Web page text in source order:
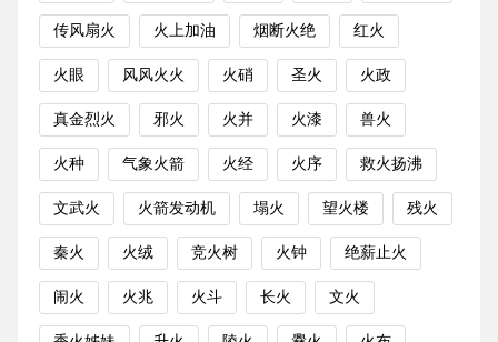
传风扇火 火上加油 烟断火绝 红火
火眼 风风火火 火硝 圣火 火政
真金烈火 邪火 火并 火漆 兽火
火种 气象火箭 火经 火序 救火扬沸
文武火 火箭发动机 塌火 望火楼 残火
秦火 火绒 竞火树 火钟 绝薪止火
闹火 火兆 火斗 长火 文火